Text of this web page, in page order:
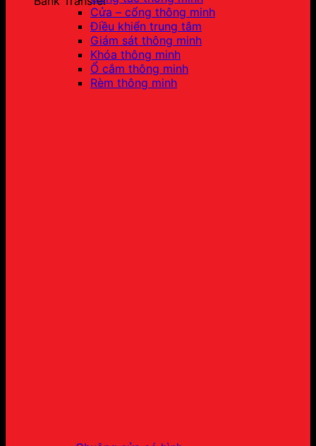
Cửa – cổng thông minh
Điều khiển trung tâm
Giám sát thông minh
Khóa thông minh
Ổ cắm thông minh
Rèm thông minh